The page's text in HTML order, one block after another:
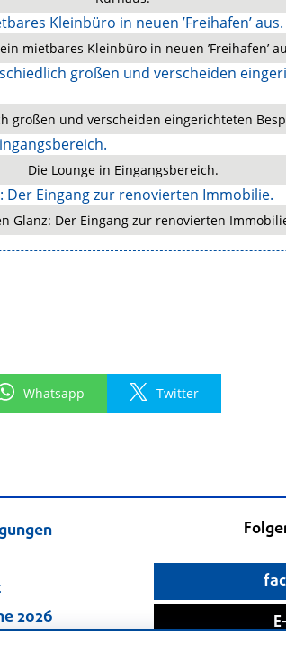
mietbares Kleinbüro in neuen ’Freihafen’
großen und verscheiden eingerichteten
Die Lounge in Eingangsbereich.
Glanz: Der Eingang zur renovierten
Whatsapp Twitter
2026